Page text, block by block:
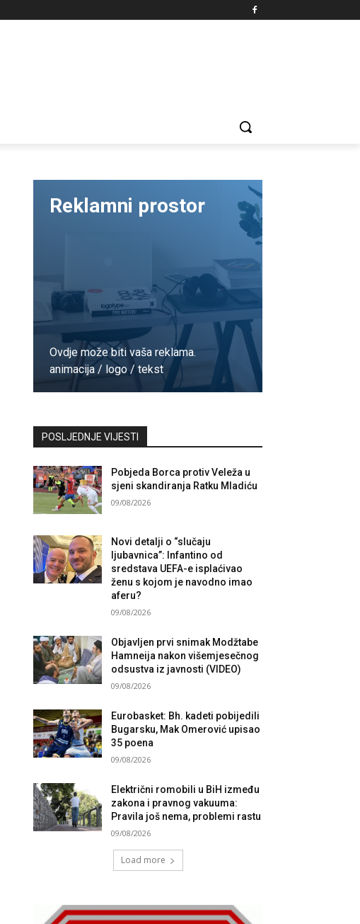
Reklamni prostor
Ovdje može biti vaša reklama.
animacija / logo / tekst
POSLJEDNJE VIJESTI
Pobjeda Borca protiv Veleža u
sjeni skandiranja Ratku Mladiću
09/08/2026
Novi detalji o “slučaju
ljubavnica”: Infantino od
sredstava UEFA-e isplaćivao
ženu s kojom je navodno imao
aferu?
09/08/2026
Objavljen prvi snimak Modžtabe
Hamneija nakon višemjesečnog
odsustva iz javnosti (VIDEO)
09/08/2026
Eurobasket: Bh. kadeti pobijedili
Bugarsku, Mak Omerović upisao
35 poena
09/08/2026
Električni romobili u BiH između
zakona i pravnog vakuuma:
Pravila još nema, problemi rastu
09/08/2026
Load more